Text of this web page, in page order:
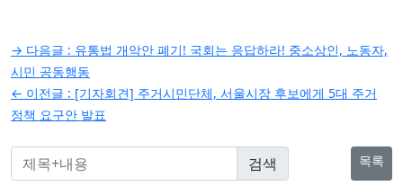
글
탐
색
→ 다음글 : 유통법 개악안 폐기! 국회는 응답하라! 중소상인, 노동자,
시민 공동행동
← 이전글 : [기자회견] 주거시민단체, 서울시장 후보에게 5대 주거
정책 요구안 발표
목록